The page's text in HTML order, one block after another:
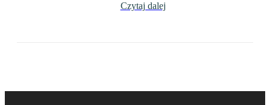
Czytaj dalej